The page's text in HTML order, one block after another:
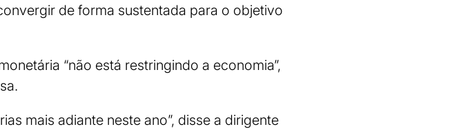
de forma sustentada para o objetivo
“não está restringindo a economia”,
mais adiante neste ano”, disse a dirigente